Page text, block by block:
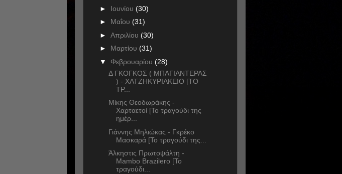
► Ιουνίου (30)
► Μαΐου (31)
► Απριλίου (30)
► Μαρτίου (31)
▼ Φεβρουαρίου (28)
Δ ΓΚΟΓΚΟΣ ( ΜΠΑΓΙΑΝΤΕΡΑΣ
) - ΧΑΤΖΗΚΥΡΙΑΚΕΙΟ [ΤΟ
ΤΡ...
Μίκης Θεοδωράκης -
Χαρταετοί [Το τραγούδι της
ημέρ...
Γιάννης Μηλιώκας - Γκρέκο
Μασκαρά [Το τραγούδι της...
Άλκηστις Πρωτοψάλτη -
Mambo Brazilero [Το
τραγούδι...